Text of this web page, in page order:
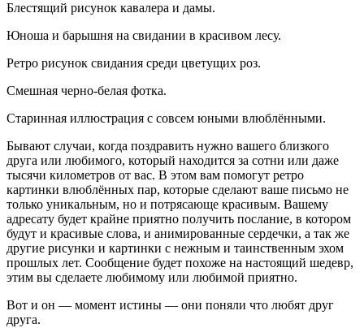
Блестящий рисунок кавалера и дамы.
Юноша и барышня на свидании в красивом лесу.
Ретро рисунок свидания среди цветущих роз.
Смешная черно-белая фотка.
Старинная иллюстрация с совсем юными влюблёнными.
Бывают случаи, когда поздравить нужно вашего близкого
друга или любимого, который находится за сотни или даже
тысячи километров от вас. В этом вам помогут ретро
картинки влюблённых пар, которые сделают ваше письмо не
только уникальным, но и потрясающе красивым. Вашему
адресату будет крайне приятно получить послание, в котором
будут и красивые слова, и анимированные сердечки, а так же
другие рисунки и картинки с нежным и таинственным эхом
прошлых лет. Сообщение будет похоже на настоящий шедевр,
этим вы сделаете любимому или любимой приятно.
Вот и он — момент истины — они поняли что любят друг
друга.